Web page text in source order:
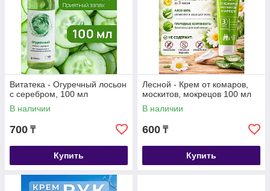
Витатека - Огуречный лосьон
с серебром, 100 мл
В наличии
700 ₸
Купить
Лесной - Крем от комаров,
москитов, мокрецов 100 мл
В наличии
600 ₸
Купить